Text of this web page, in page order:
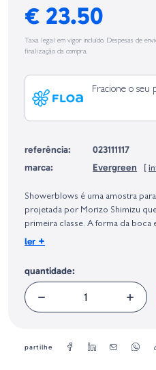
€ 23.50
Taxa legal em vigor incluído. Despesas de
finalização da compra.
Fracione o seu
referência:
023111117
marca:
Evergreen [
Europeia, dos produtos da marca,
Geral sobre a Segurança dos
Showerblows é uma amostra
projetada por Morizo Shimizu
primeira classe. A forma da
fortes bolhas de água. Dentro do
predadores mesmo à distância.
disposição dos pesos internos
Showerblows permite longas
área de pesca, mesmo com
Peso: 26 g
ler +
quantidade:
partilhe